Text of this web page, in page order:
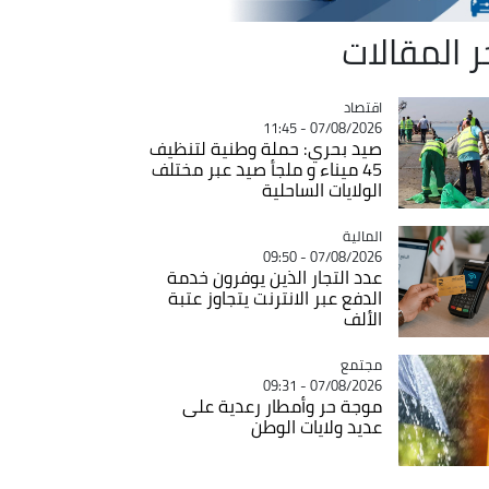
المقالات
Catégorie
اقتصاد
07/08/2026 - 11:45
صيد بحري: حملة وطنية لتنظيف
45 ميناء و ملجأ صيد عبر مختلف
الولايات الساحلية
Catégorie
المالية
07/08/2026 - 09:50
عدد التجار الذين يوفرون خدمة
الدفع عبر الانترنت يتجاوز عتبة
الألف
Catégorie
مجتمع
07/08/2026 - 09:31
موجة حر وأمطار رعدية على
عديد ولايات الوطن